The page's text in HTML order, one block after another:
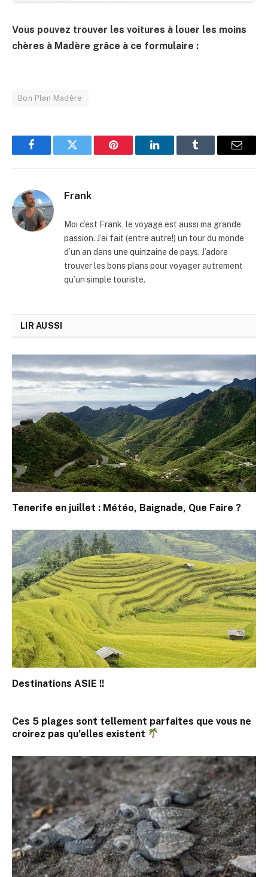
Vous pouvez trouver les voitures à louer les moins
chères à Madère grâce à ce formulaire :
Bon Plan Madère
FacebookTwitter Pinterest LinkedInTumblr Email
Frank
Moi c’est Frank, le voyage est aussi ma grande
passion. J’ai fait (entre autre!) un tour du monde
d’un an dans une quinzaine de pays. J’adore
trouver les bons plans pour voyager autrement
qu’un simple touriste.
LIR AUSSI
Tenerife en juillet : Météo, Baignade, Que Faire ?
Destinations ASIE !!
Ces 5 plages sont tellement parfaites que vous ne
croirez pas qu’elles existent